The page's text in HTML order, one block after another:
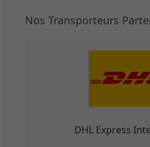
Nos Transporteurs
DHL Express